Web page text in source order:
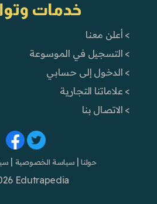
خدمات
> أعلن معنا
> التسجيل في الموسوعة
> الدخول إلى حسابي
> علاماتنا التجارية
> الاتصال بنا
حولنا | سياسة الخصوصية |
Edutrapedia